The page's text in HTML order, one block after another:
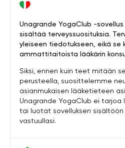
Unagrande YogaClub -
sisältää terveyssuosituksia.
yleiseen tiedotukseen, eikä se
ammattitaitoista lääkärin
Siksi, ennen kuin teet mitään
perusteella, suosittelemme
asianmukaisen lääketieteen
Unagrande YogaClub ei tarjoa
tai luotat sovelluksen
vastuullasi.